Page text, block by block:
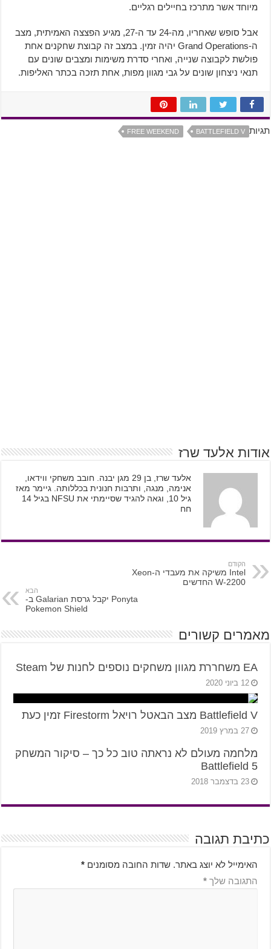
מיוחד אשר מתרכז בחיילים רגליים.
אבל סופש שאחריו, מה-24 עד ה-27, מגיע הפצצה האמיתית, מצב
ה-Grand Operations יהיה זמין. במצב זה קבוצת שחקנים אחת
פולשת לקבוצה שנייה, ואחרי סדרת משימות ומצבים שונים עם
תנאי ניצחון שונים על גבי מגוון מפות, אחת תזכה בכתר האליפות.
תגיות BATTLEFIELD V
FREE WEEKEND
אודות אלעד שרז
אלעד שרז, בן 29 מגן יבנה. חובב משחקי ווידאו,
אנימה, מנגה, ותרבות חנונית בכללותה. גיימר מאז
גיל 10, וגאה להגיד שסיימתי את NFSU בגיל 14
חח
הקודם
Intel משיקה את מעבדי ה-Xeon
W-2200 החדשים
הבא
Ponyta יקבל גרסת Galarian ב-
Pokemon Shield
מאמרים קשורים
EA משחררת מגוון משחקים נוספים לחנות של Steam
12 ביוני 2020
Battlefield V מצב הבאטל רויאל Firestorm זמין כעת
27 במרץ 2019
מלחמה מעולם לא נראתה טוב כל כך – סיקור המשחק
Battlefield 5
23 בדצמבר 2018
כתיבת תגובה
האימייל לא יוצג באתר. שדות החובה מסומנים *
התגובה שלך *